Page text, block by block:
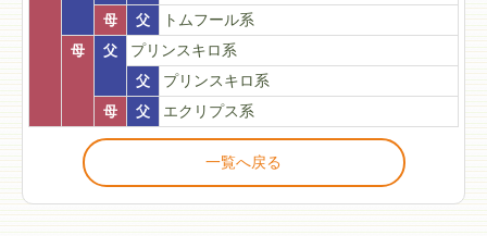
母
父
トムフール系
母
父
プリンスキロ系
父
プリンスキロ系
母
父 エクリプス系
一覧へ戻る